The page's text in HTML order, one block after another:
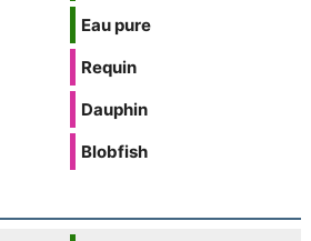
Eau pure
Requin
Dauphin
Blobfish